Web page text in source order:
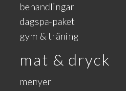
behandlingar
dagspa-paket
gym & träning
mat & dryck
menyer